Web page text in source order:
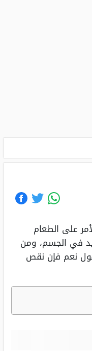
على الطعام
في الجسم، ومن
نعم فإن نقص